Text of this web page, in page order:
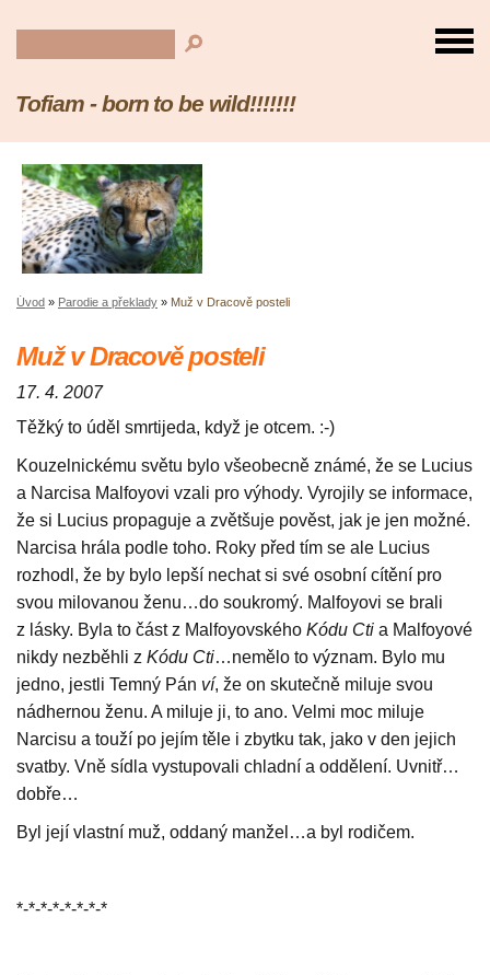
Tofiam - born to be wild!!!!!!!
Úvod » Parodie a překlady » Muž v Dracově posteli
Muž v Dracově posteli
17. 4. 2007
Těžký to úděl smrtijeda, když je otcem. :-)
Kouzelnickému světu bylo všeobecně známé, že se Lucius
a Narcisa Malfoyovi vzali pro výhody. Vyrojily se informace,
že si Lucius propaguje a zvětšuje pověst, jak je jen možné.
Narcisa hrála podle toho. Roky před tím se ale Lucius
rozhodl, že by bylo lepší nechat si své osobní cítění pro
svou milovanou ženu…do soukromý. Malfoyovi se brali
z lásky. Byla to část z Malfoyovského Kódu Cti a Malfoyové
nikdy nezběhli z Kódu Cti…nemělo to význam. Bylo mu
jedno, jestli Temný Pán ví, že on skutečně miluje svou
nádhernou ženu. A miluje ji, to ano. Velmi moc miluje
Narcisu a touží po jejím těle i zbytku tak, jako v den jejich
svatby. Vně sídla vystupovali chladní a oddělení. Uvnitř…
dobře…
Byl její vlastní muž, oddaný manžel…a byl rodičem.
*-*-*-*-*-*-*-*